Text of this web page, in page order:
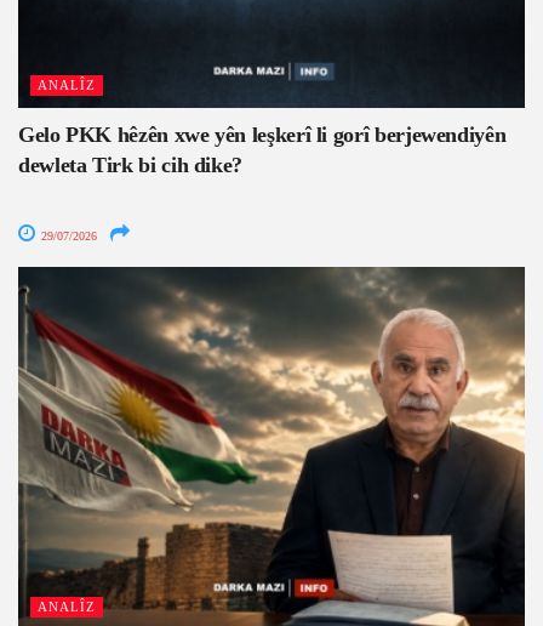
ANALÎZ
Gelo PKK hêzên xwe yên leşkerî li gorî berjewendiyên
dewleta Tirk bi cih dike?
29/07/2026
ANALÎZ